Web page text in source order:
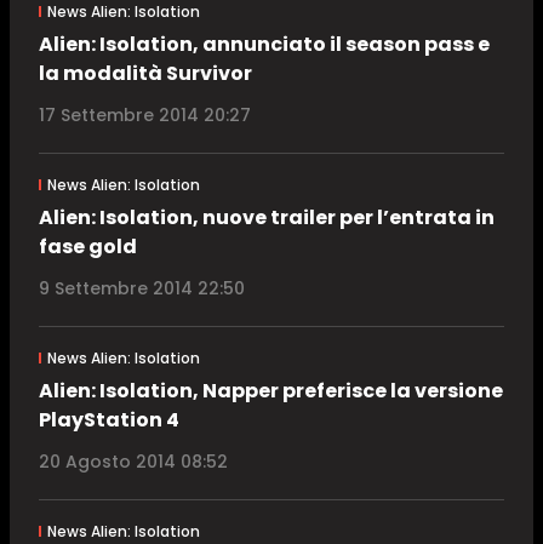
News Alien: Isolation
Alien: Isolation, annunciato il season pass e
la modalità Survivor
17 Settembre 2014 20:27
News Alien: Isolation
Alien: Isolation, nuove trailer per l’entrata in
fase gold
9 Settembre 2014 22:50
News Alien: Isolation
Alien: Isolation, Napper preferisce la versione
PlayStation 4
20 Agosto 2014 08:52
News Alien: Isolation